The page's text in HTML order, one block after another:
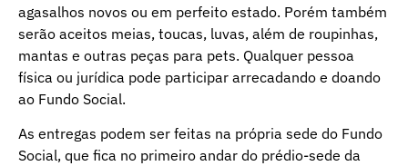
agasalhos novos ou em perfeito estado. Porém também
serão aceitos meias, toucas, luvas, além de roupinhas,
mantas e outras peças para pets. Qualquer pessoa
física ou jurídica pode participar arrecadando e doando
ao Fundo Social.
As entregas podem ser feitas na própria sede do Fundo
Social, que fica no primeiro andar do prédio-sede da